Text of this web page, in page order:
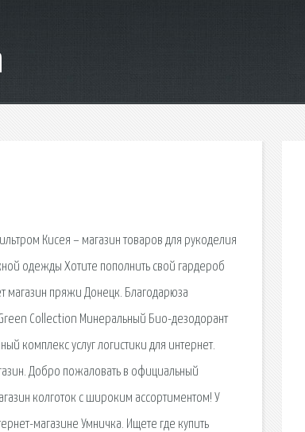
Кисея – магазин товаров для рукоделия
одежды Хотите пополнить свой гардероб
магазин пряжи Донецк. Благодарюза
Collection Минеральный Био-дезодорант
комплекс услуг логистики для интернет.
Добро пожаловать в официальный
колготок с широким ассортиментом! У
магазине Умничка. Ищете где купить